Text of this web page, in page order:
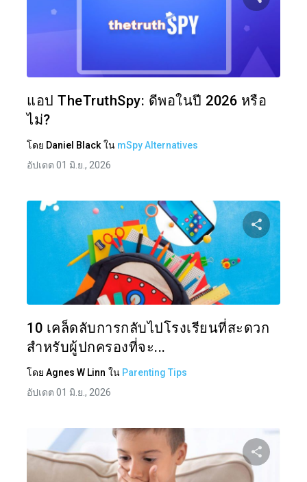
แอป TheTruthSpy: ดีพอในปี 2026 หรือ
ไม่?
โดย Daniel Black ใน mSpy Alternatives
อัปเดต 01 มิ.ย., 2026
แบ่งปั
10 เคล็ดลับการกลับไปโรงเรียนที่สะดวก
สำหรับผู้ปกครองที่จะ...
โดย Agnes W Linn ใน Parenting Tips
อัปเดต 01 มิ.ย., 2026